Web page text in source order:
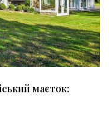
маєток: